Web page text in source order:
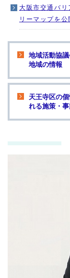
大阪市交通バ
リーマップを
地域活動協
地域の情報
天王寺区の
れる施策・